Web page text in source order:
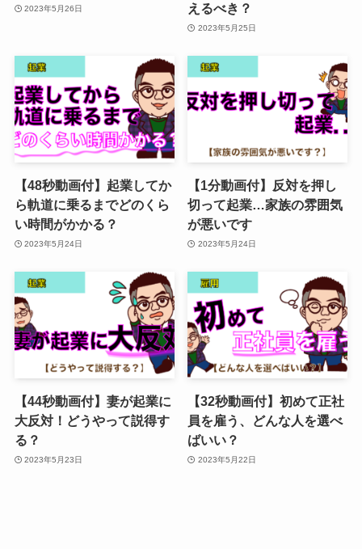
2023年5月26日
えるべき？
2023年5月25日
【48秒動画付】起業してか
ら軌道に乗るまでどのくら
い時間がかかる？
2023年5月24日
【1分動画付】反対を押し
切って起業…家族の雰囲気
が悪いです
2023年5月24日
【44秒動画付】妻が起業に
大反対！どうやって説得す
る？
2023年5月23日
【32秒動画付】初めて正社
員を雇う、どんな人を選べ
ばいい？
2023年5月22日